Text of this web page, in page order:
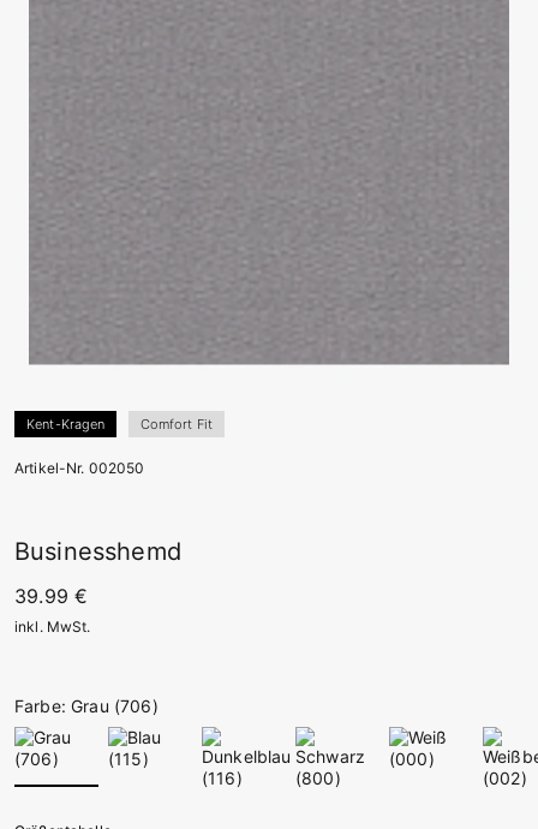
Kent-Kragen Comfort Fit
Artikel-Nr. 002050
Businesshemd
39.99 €
inkl. MwSt.
Farbe: Grau (706)